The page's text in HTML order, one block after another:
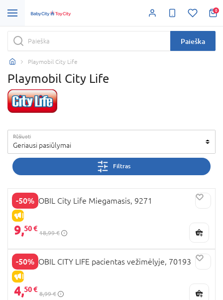
0
Paieška
Playmobil City Life
Playmobil City Life
Rūšiuoti
Geriausi pasiūlymai
Filtras
-50%
IŠPARDAVIMAS
PLAYMOBIL City Life Miegamasis, 9271
9,50 €
18,99 €
-50%
IŠPARDAVIMAS
PLAYMOBIL CITY LIFE pacientas vežimėlyje, 70193
4,50 €
8,99 €